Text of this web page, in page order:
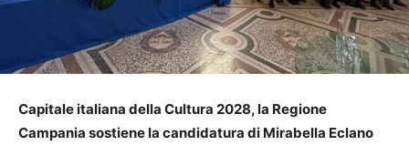
Capitale italiana della Cultura 2028, la Regione
Campania sostiene la candidatura di Mirabella Eclano